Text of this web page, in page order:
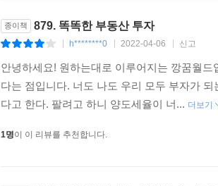
종이책 879. 똑똑한 부동산 투자
h********0 2022-04-06 신고
안녕하세요! 원하는대로 이루어지는 깡꿈월
다는 점입니다. 너도 나도 우리 모두 부자가
다고 한다. 팔려고 하니 양도세율이 너... 더보기
1명이 이 리뷰를 추천합니다.